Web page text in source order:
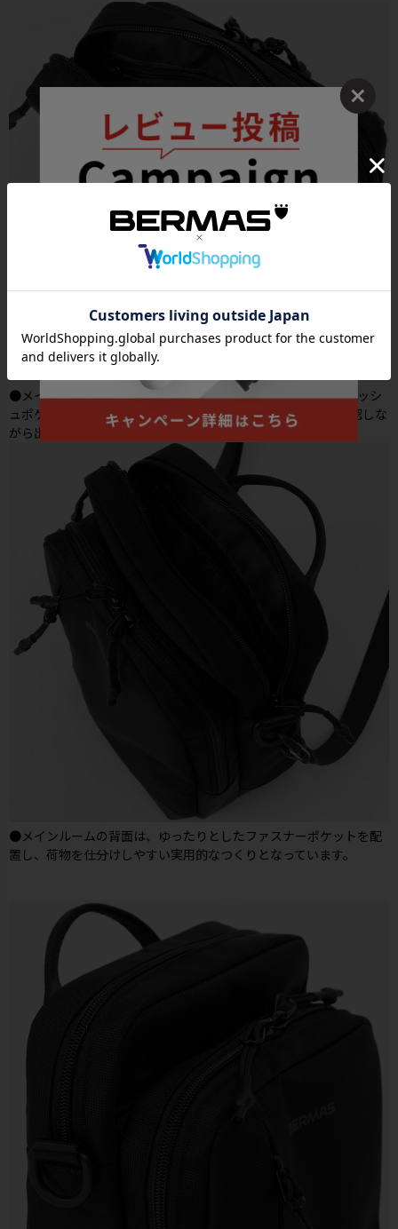
●メインルームの前面には、視認性に優れたファスナー付きメッシ
ュポケットを付属。上部約1/2の高さで深すぎず、収納物を確認しな
がら出し入れも快適に行えます。
●メインルームの背面は、ゆったりとしたファスナーポケットを配
置し、荷物を仕分けしやすい実用的なつくりとなっています。